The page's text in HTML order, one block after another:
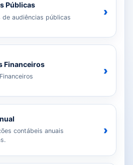
Públicas
de audiências públicas ›
Financeiros
›
contábeis anuais
›